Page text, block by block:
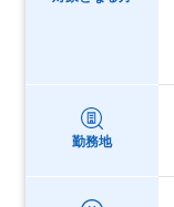
勤務地